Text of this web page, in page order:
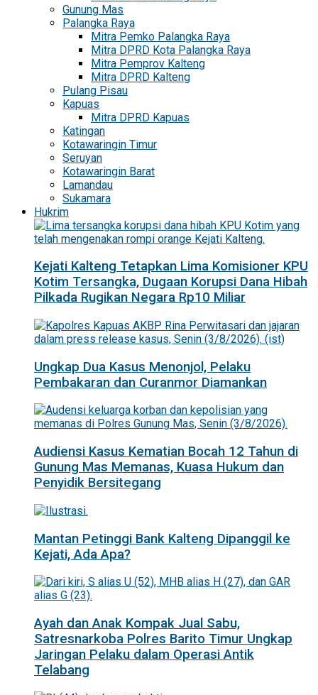
Gunung Mas
Palangka Raya
Mitra Pemko Palangka Raya
Mitra DPRD Kota Palangka Raya
Mitra Pemprov Kalteng
Mitra DPRD Kalteng
Pulang Pisau
Kapuas
Mitra DPRD Kapuas
Katingan
Kotawaringin Timur
Seruyan
Kotawaringin Barat
Lamandau
Sukamara
Hukrim
Kejati Kalteng Tetapkan Lima Komisioner KPU
Kotim Tersangka, Dugaan Korupsi Dana Hibah
Pilkada Rugikan Negara Rp10 Miliar
Ungkap Dua Kasus Menonjol, Pelaku
Pembakaran dan Curanmor Diamankan
Audiensi Kasus Kematian Bocah 12 Tahun di
Gunung Mas Memanas, Kuasa Hukum dan
Penyidik Bersitegang
Mantan Petinggi Bank Kalteng Dipanggil ke
Kejati, Ada Apa?
Ayah dan Anak Kompak Jual Sabu,
Satresnarkoba Polres Barito Timur Ungkap
Jaringan Pelaku dalam Operasi Antik
Telabang